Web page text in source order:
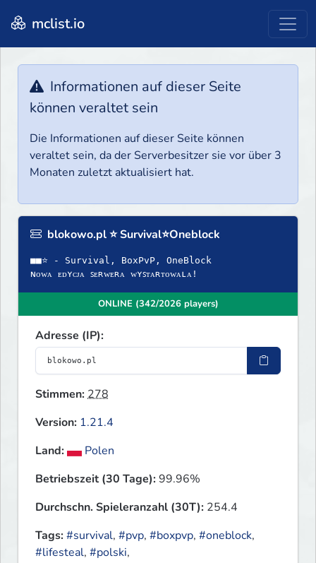
mclist.io
Informationen auf dieser Seite
können veraltet sein
Die Informationen auf dieser Seite können
veraltet sein, da der Serverbesitzer sie vor über 3
Monaten zuletzt aktualisiert hat.
blokowo.pl ⭐ Survival⭐Oneblock
■■⭐ - Survival, BoxPvP, OneBlock
ɴᴏᴡᴀ ᴇᴅʏᴄᴊᴀ ꜱᴇʀᴡᴇʀᴀ ᴡʏꜱᴛᴀʀᴛᴏᴡᴀʟᴀ!
ONLINE (342/2026 players)
Adresse (IP):
Stimmen:278
Version: 1.21.4
Land:
Polen
Betriebszeit (30 Tage):99.96%
Durchschn. Spieleranzahl (30T): 254.4
Tags:#survival, #pvp, #boxpvp, #oneblock,
#lifesteal, #polski,